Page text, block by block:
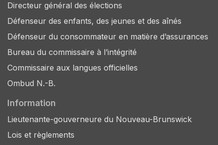
Directeur général des élections
Défenseur des enfants, des jeunes et des aînés
Défenseur du consommateur en matière d’assurances
Bureau du commissaire à l’intégrité
Commissaire aux langues officielles
Ombud N.-B.
Information
Lieutenante-gouverneure du Nouveau-Brunswick
Lois et règlements